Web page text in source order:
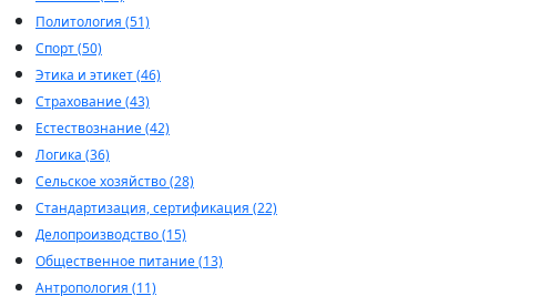
Политология (51)
Спорт (50)
Этика и этикет (46)
Страхование (43)
Естествознание (42)
Логика (36)
Сельское хозяйство (28)
Стандартизация, сертификация (22)
Делопроизводство (15)
Общественное питание (13)
Антропология (11)